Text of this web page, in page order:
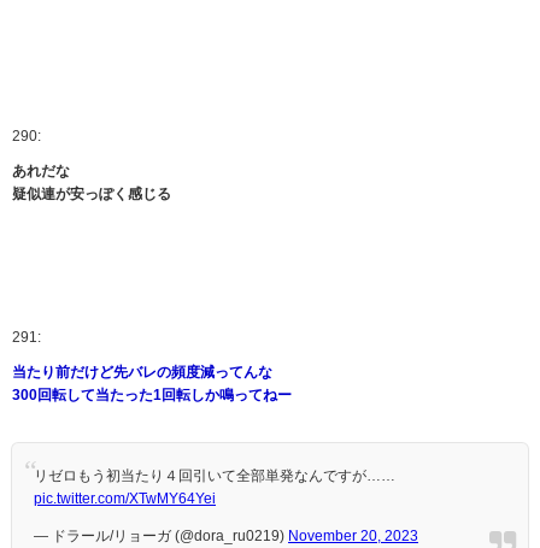
290:
あれだな
疑似連が安っぽく感じる
291:
当たり前だけど先バレの頻度減ってんな
300回転して当たった1回転しか鳴ってねー
リゼロもう初当たり４回引いて全部単発なんですが……
pic.twitter.com/XTwMY64Yei
— ドラール/リョーガ (@dora_ru0219) November 20, 2023